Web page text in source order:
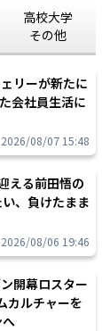
高校大学
その他
リーが新たに
会社員生活に
2026/08/07 15:48
える前田悟の
、負けたまま
2026/08/06 19:46
開幕ロスター
カルチャーを